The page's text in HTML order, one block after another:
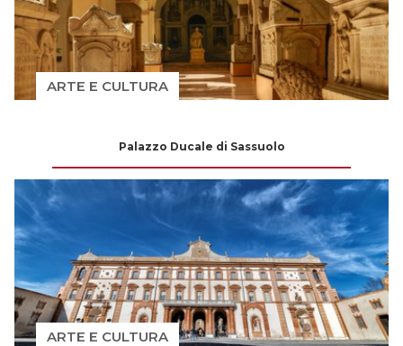
ARTE E CULTURA
Palazzo Ducale di Sassuolo
ARTE E CULTURA